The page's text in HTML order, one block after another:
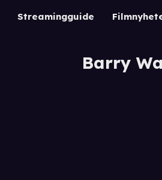
Streamingguide
Barry